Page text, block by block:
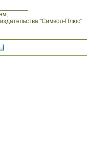
издательства "Символ-Плюс"